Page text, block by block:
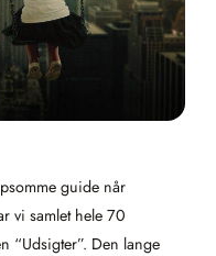
guide når
vi samlet hele 70
“Udsigter”. Den lange